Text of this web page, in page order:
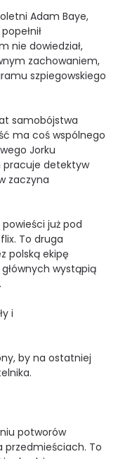
Adam Baye,
nie dowiedział,
zachowaniem,
szpiegowskiego
samobójstwa
ma coś wspólnego
Jorku
detektyw
zaczyna
już pod
To druga
polską ekipę
wystąpią
i
by na ostatniej
potworów
To